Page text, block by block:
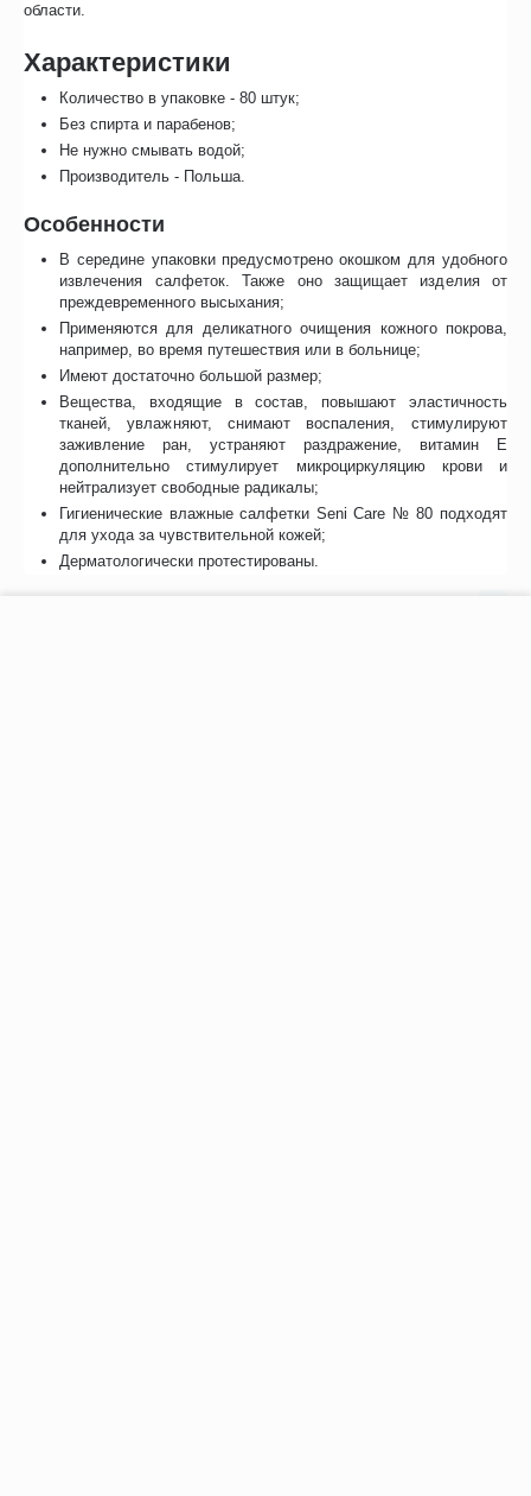
области.
Характеристики
Количество в упаковке - 80 штук;
Без спирта и парабенов;
Не нужно смывать водой;
Производитель - Польша.
Особенности
В середине упаковки предусмотрено окошком для удобного
извлечения салфеток. Также оно защищает изделия от
преждевременного высыхания;
Применяются для деликатного очищения кожного покрова,
например, во время путешествия или в больнице;
Имеют достаточно большой размер;
Вещества, входящие в состав, повышают эластичность
тканей, увлажняют, снимают воспаления, стимулируют
заживление ран, устраняют раздражение, витамин Е
дополнительно стимулирует микроциркуляцию крови и
нейтрализует свободные радикалы;
Гигиенические влажные салфетки Seni Care № 80 подходят
для ухода за чувствительной кожей;
Дерматологически протестированы.